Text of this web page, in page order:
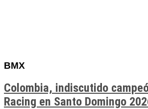
BMX
Colombia, indiscutido
Racing en Santo Domingo